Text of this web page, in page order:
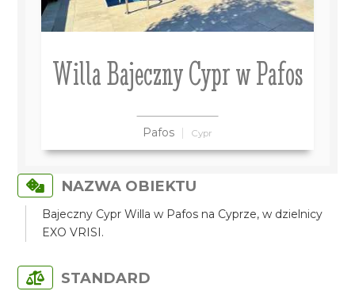
Willa Bajeczny Cypr w Pafos
Pafos Cypr
NAZWA OBIEKTU
Bajeczny Cypr Willa w Pafos na Cyprze, w dzielnicy
EXO VRISI.
STANDARD